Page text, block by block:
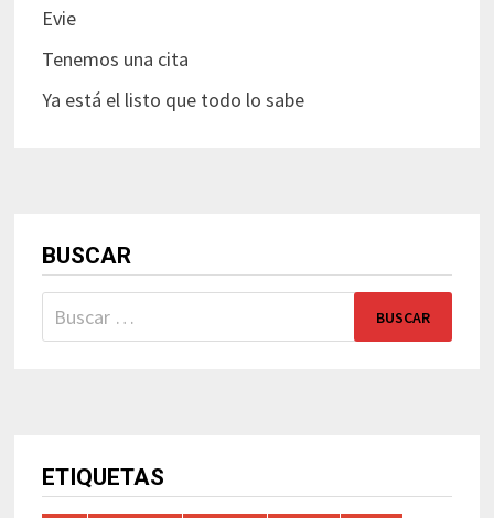
Evie
Tenemos una cita
Ya está el listo que todo lo sabe
BUSCAR
Buscar:
ETIQUETAS